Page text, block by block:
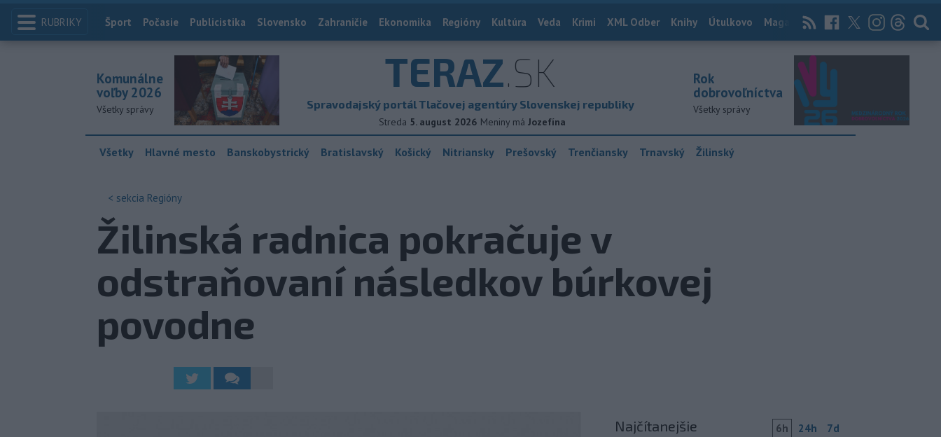
RUBRIKY Index
Šport Počasie Publicistika Slovensko Zahraničie Ekonomika Regióny Kultúra Veda Krimi XML Odber Knihy Útulkovo Magazín News Now Archív
TERAZ.SK
Spravodajský portál Tlačovej agentúry Slovenskej republiky
Streda 5. august 2026 Meniny má Jozefína
Komunálne
voľby 2026
Všetky správy
Rok
dobrovoľníctva
Všetky správy
Všetky Hlavné mesto Banskobystrický Bratislavský Košický Nitriansky Prešovský Trenčiansky Trnavský Žilinský
< sekcia Regióny
Žilinská radnica pokračuje v
odstraňovaní následkov búrkovej
povodne
Najčítanejšie 6h 24h 7d